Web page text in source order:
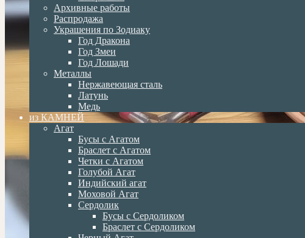
Архивные работы
Распродажа
Украшения по Зодиаку
Год Дракона
Год Змеи
Год Лошади
Металлы
Нержавеющая сталь
Латунь
Медь
из КАМНЕЙ
Агат
Бусы с Агатом
Браслет с Агатом
Четки с Агатом
Голубой Агат
Индийский агат
Моховой Агат
Сердолик
Бусы с Сердоликом
Браслет с Сердоликом